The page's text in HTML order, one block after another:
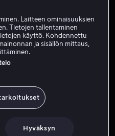
Laitteen ominaisuuksien
Tietojen tallentaminen
käyttö. Kohdennettu
ja sisällön mittaus,
Hyväksyn